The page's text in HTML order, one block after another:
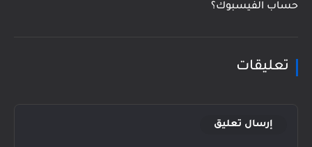
حساب الفيسبوك؟
تعليقات
إرسال تعليق